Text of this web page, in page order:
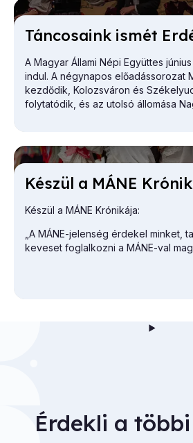
Tán­co­sa­ink is­mét
A Magyar Állami Népi Együttes
indul. A négynapos előadássorozat
kezdődik, Kolozsváron és
folytatódik, és az utolsó állomása
Ké­szül a MÁNE
Készül a MÁNE Krónikája:
„A MÁNE-jelenség érdekel minket,
keveset foglalkozni a MÁNE-val
Érdekli a